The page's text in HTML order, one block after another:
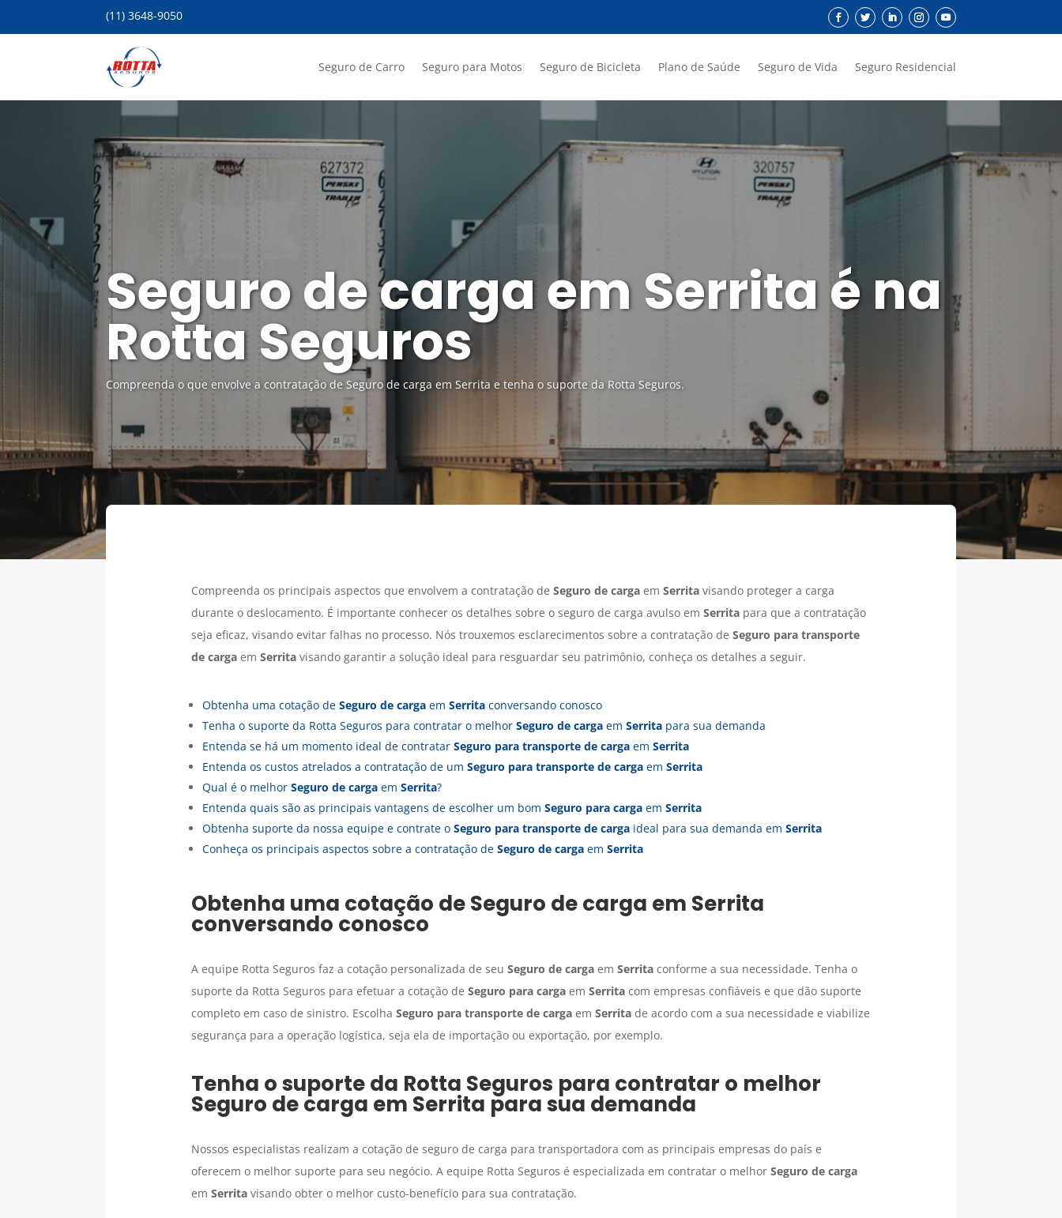
(11) 3648-9050
Seguro de Carro Seguro para Motos Seguro de Bicicleta Plano de Saúde Seguro de Vida Seguro Residencial
Seguro de carga em Serrita é na
Rotta Seguros
Compreenda o que envolve a contratação de Seguro de carga em Serrita e tenha o suporte da Rotta Seguros.
Compreenda os principais aspectos que envolvem a contratação de Seguro de cargaem Serritavisando proteger a carga
durante o deslocamento. É importante conhecer os detalhes sobre o seguro de carga avulso em Serritapara que a contratação
seja eficaz, visando evitar falhas no processo. Nós trouxemos esclarecimentos sobre a contratação de Seguro para transporte
de cargaem Serritavisando garantir a solução ideal para resguardar seu patrimônio, conheça os detalhes a seguir.
Obtenha uma cotação de Seguro de cargaem Serritaconversando conosco
Tenha o suporte da Rotta Seguros para contratar o melhor Seguro de cargaem Serritapara sua demanda
Entenda se há um momento ideal de contratar Seguro para transporte de cargaem Serrita
Entenda os custos atrelados a contratação de um Seguro para transporte de cargaem Serrita
Qual é o melhor Seguro de cargaem Serrita?
Entenda quais são as principais vantagens de escolher um bom Seguro para cargaem Serrita
Obtenha suporte da nossa equipe e contrate o Seguro para transporte de cargaideal para sua demanda em Serrita
Conheça os principais aspectos sobre a contratação de Seguro de cargaem Serrita
Obtenha uma cotação deSeguro de carga em Serrita
conversando conosco
A equipe Rotta Seguros faz a cotação personalizada de seu Seguro de cargaem Serritaconforme a sua necessidade. Tenha o
suporte da Rotta Seguros para efetuar a cotação de Seguro para cargaem Serritacom empresas confiáveis e que dão suporte
completo em caso de sinistro. Escolha Seguro para transporte de cargaem Serritade acordo com a sua necessidade e viabilize
segurança para a operação logística, seja ela de importação ou exportação, por exemplo.
Tenha o suporte da Rotta Seguros para contratar o melhor
Seguro de carga em Serrita para sua demanda
Nossos especialistas realizam a cotação de seguro de carga para transportadora com as principais empresas do país e
oferecem o melhor suporte para seu negócio. A equipe Rotta Seguros é especializada em contratar o melhor Seguro de carga
em Serritavisando obter o melhor custo-benefício para sua contratação.